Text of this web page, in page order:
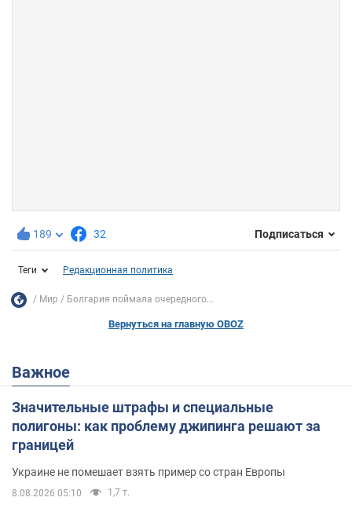
189 32 Подписаться
Теги Редакционная политика
Мир Болгария поймала очередного...
Вернуться на главную OBOZ
Важное
Значительные штрафы и специальные
полигоны: как проблему джипинга решают за
границей
Украине не помешает взять пример со стран Европы
8.08.2026 05:10 1,7 т.